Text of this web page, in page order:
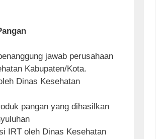
jawab perusahaan
Kabupaten/Kota.
Dinas Kesehatan
pangan yang dihasilkan
IRT oleh Dinas Kesehatan